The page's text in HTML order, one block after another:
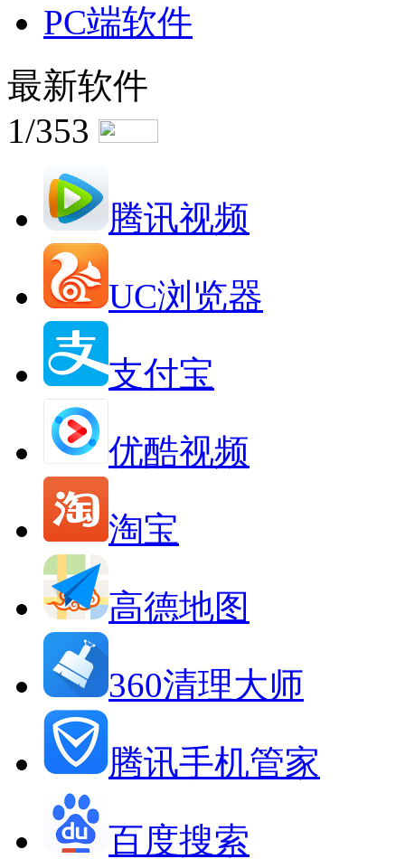
PC端软件
最新软件
1/353
腾讯视频
UC浏览器
支付宝
优酷视频
淘宝
高德地图
360清理大师
腾讯手机管家
百度搜索